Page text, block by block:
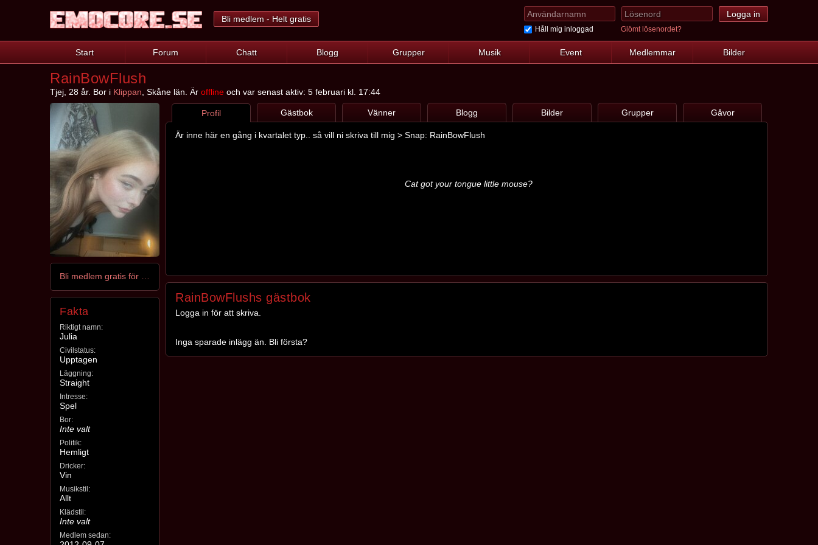
Bli medlem - Helt gratis
Håll mig inloggad Glömt lösenordet?
Start Forum Chatt Blogg Grupper Musik Event Medlemmar Bilder
RainBowFlush
Tjej, 28 år. Bor i Klippan , Skåne län. Är offline och var senast aktiv: 5 februari kl. 17:44
Fakta
Riktigt namn:
Julia
Civilstatus:
Upptagen
Läggning:
Straight
Intresse:
Spel
Bor:
Inte valt
Politik:
Hemligt
Dricker:
Vin
Musikstil:
Allt
Klädstil:
Inte valt
Medlem sedan:
Profil Gästbok Vänner Blogg Bilder Grupper Gåvor
Är inne här en gång i kvartalet typ.. så vill ni skriva till mig > Snap: RainBowFlush
Cat got your tongue little mouse?
RainBowFlushs gästbok
Logga in för att skriva.
Inga sparade inlägg än. Bli första?